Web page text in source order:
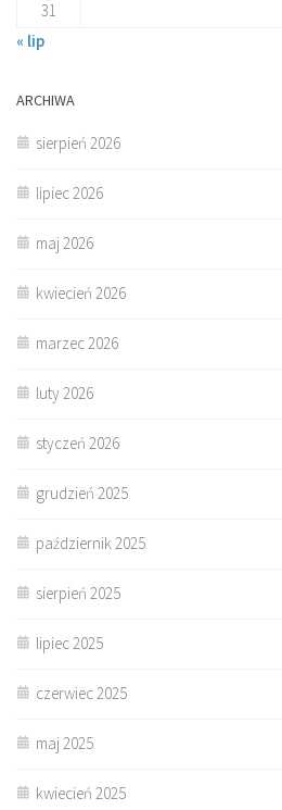
31
« lip
ARCHIWA
sierpień 2026
lipiec 2026
maj 2026
kwiecień 2026
marzec 2026
luty 2026
styczeń 2026
grudzień 2025
październik 2025
sierpień 2025
lipiec 2025
czerwiec 2025
maj 2025
kwiecień 2025